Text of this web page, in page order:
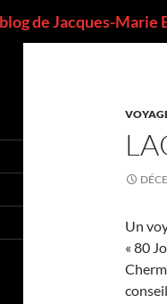
de Jacques-Marie
Un
« 80